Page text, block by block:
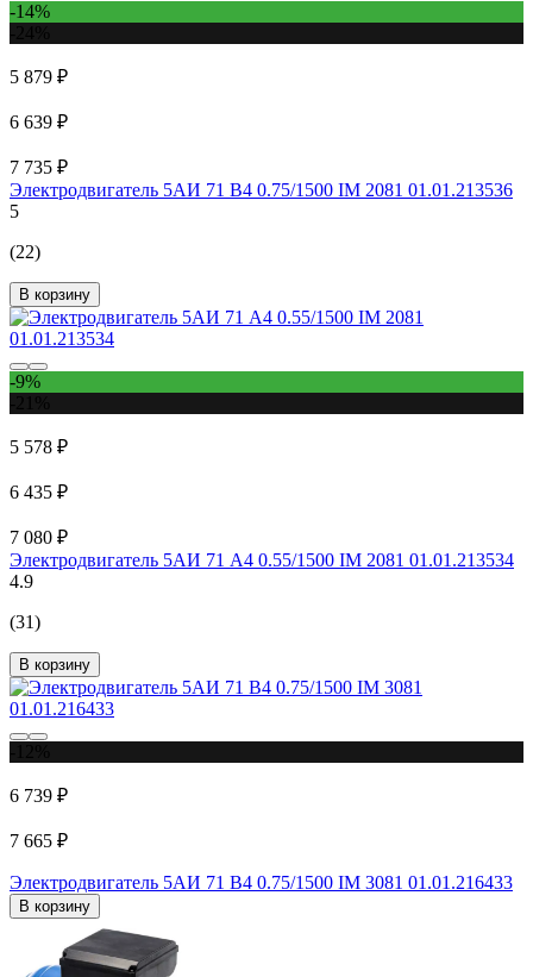
-14%
5 879 ₽
6 639 ₽
7 735 ₽
Электродвигатель 5АИ 71 В4 0.75/1500 IM 2081 01.01.213536
5
(22)
В корзину
-9%
5 578 ₽
6 435 ₽
7 080 ₽
Электродвигатель 5АИ 71 А4 0.55/1500 IM 2081 01.01.213534
4.9
(31)
В корзину
6 739 ₽
7 665 ₽
Электродвигатель 5АИ 71 В4 0.75/1500 IM 3081 01.01.216433
В корзину